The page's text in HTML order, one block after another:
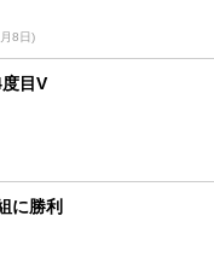
8日)
目V
に勝利